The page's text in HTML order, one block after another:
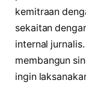
kemitraan
sekaitan
internal
membangun
ingin